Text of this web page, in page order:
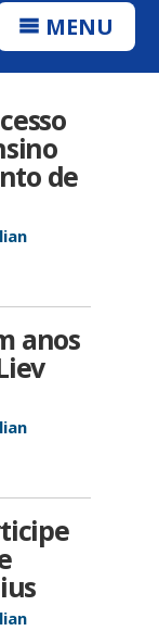
MENU
de
anos